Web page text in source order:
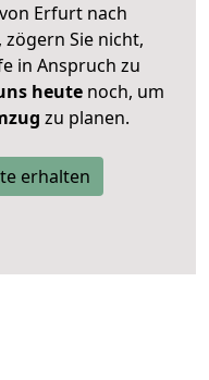
Erfurt nach
Sie nicht,
in Anspruch zu
heutenoch, um
zu planen.
erhalten